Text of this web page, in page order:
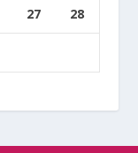
27 28